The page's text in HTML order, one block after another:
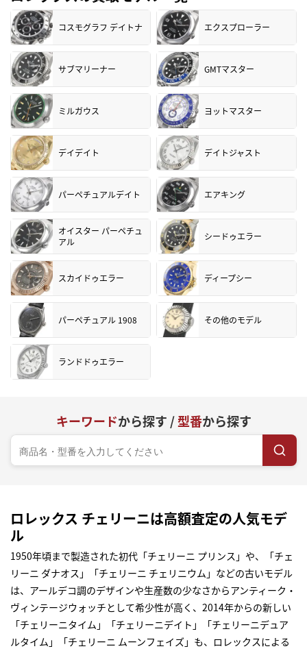
コスモグラフ デイトナ エクスプローラー
サブマリーナー GMTマスター
ミルガウス ヨットマスター
デイデイト デイトジャスト
パーペチュアルデイト エアキング
オイスター パーペチュ
アル
シードゥエラー
スカイドゥエラー ディープシー
パーペチュアル 1908 その他のモデル
ランドドゥエラー
キーワードから探す /型番から探す
ロレックス チェリーニは高額査定の人気モデ
ル
1950年頃まで製造された初代「チェリーニ プリンス」や、「チェ
リーニ ダナオス」「チェリーニ チェリニウム」などの古いモデル
は、アールデコ調のデザインや生産数の少なさからアンティーク・
ヴィンテージウォッチとして希少性が高く、2014年からの新しい
「チェリーニタイム」「チェリーニデイト」「チェリーニデュア
ルタイム」「チェリーニ ムーンフェイズ」も、ロレックスによる